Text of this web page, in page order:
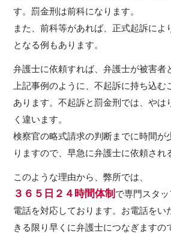
す。罰金刑は前科になります。
また、前科等があれば、正式起訴によ
となる例もあります。
弁護士に依頼すれば、弁護士が被害者
上記事例のように、不起訴に持ち込む
あります。不起訴と罰金刑では、やは
く違います。
検察官の略式請求の判断までに時間が
りますので、早急に弁護士に依頼され
このような理由から、弊所では、
３６５日２４時間体制 で専門スタ
電話を対応しております。お電話をい
きる限り早くに弁護士につなぎますの